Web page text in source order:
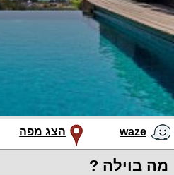
waze הצג מפה
מה בוילה ?